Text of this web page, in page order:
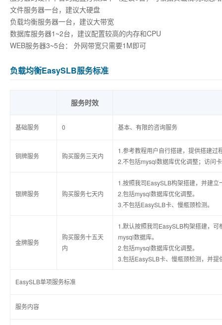
文件服务器一台，建议大硬盘
负载均衡服务器一台，建议大带宽
数据库服务器1~2台，建议配置较高的内存和CPU
WEB服务器3~5台： 外网带宽只需要1M即可
负载均衡EasySLB服务标准
服务时效
基础服务 0 基本、有限的咨询服务
铜牌服务 购买服务三天内
1.参考教程用户自行搭建，提供搭建
2.不包括mysql数据库优化调整；访问
银牌服务 购买服务七天内
1.按照我司EasySLB构架搭建，并建
2.包括mysql数据库优化调整。
3.不包括EasySLB卡、慢瓶颈检测。
金牌服务
购买服务十五天
内
1.默认按照我司EasySLB构架搭建，
mysql数据库。
2.包括mysql数据库优化调整。
3.包括EasySLB卡、慢瓶颈检测，并提
EasySLB单项服务标准
服务内容